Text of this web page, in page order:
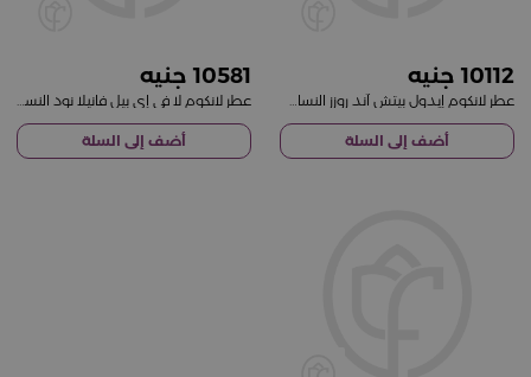
10112
عطر لانكوم إيدول بيتش آند روزز النسائي 100 مل
أضف إلى السلة
10581
عطر لانكوم لا في إي بيل فانيلا نود النسائي 100 مل
أضف إلى السلة